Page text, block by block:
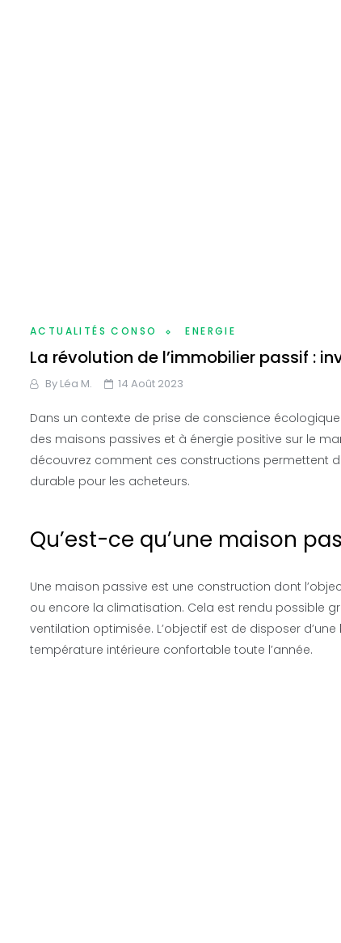
ACTUALITÉS CONSO ENERGIE
La révolution de l’immobilier passif :
By Léa M. 14 Août 2023
Dans un contexte de prise de conscience
des maisons passives et à énergie positive sur le
découvrez comment ces constructions permettent
durable pour les acheteurs.
Qu’est-ce qu’une maison
Une maison passive est une construction dont
ou encore la climatisation. Cela est rendu possible
ventilation optimisée. L’objectif est de disposer
température intérieure confortable toute l’année.